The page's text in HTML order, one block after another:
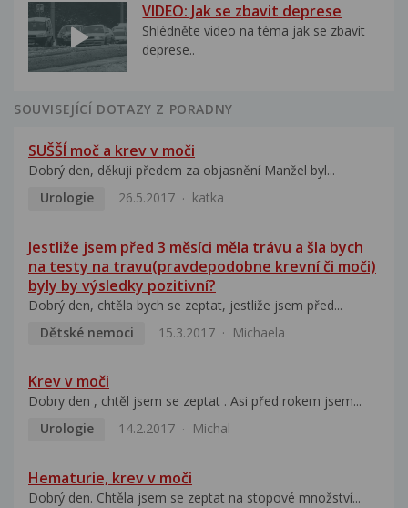
VIDEO: Jak se zbavit deprese
Shlédněte video na téma jak se zbavit
deprese..
SOUVISEJÍCÍ DOTAZY Z PORADNY
SUŠŠÍ moč a krev v moči
Dobrý den, děkuji předem za objasnění Manžel byl...
Urologie
26.5.2017 katka
Jestliže jsem před 3 měsíci měla trávu a šla bych
na testy na travu(pravdepodobne krevní či moči)
byly by výsledky pozitivní?
Dobrý den, chtěla bych se zeptat, jestliže jsem před...
Dětské nemoci
15.3.2017 Michaela
Krev v moči
Dobry den , chtěl jsem se zeptat . Asi před rokem jsem...
Urologie
14.2.2017 Michal
Hematurie, krev v moči
Dobrý den. Chtěla jsem se zeptat na stopové množství...